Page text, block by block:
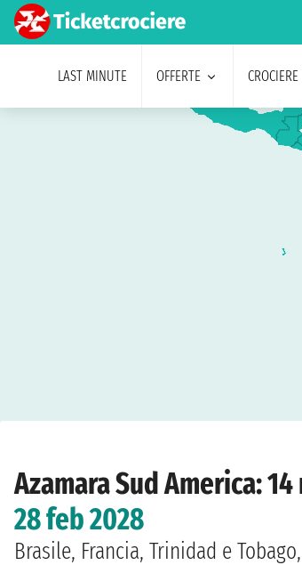
LAST MINUTE OFFERTE
Azamara Sud America:
28 feb 2028
Brasile, Francia, Trinidad e